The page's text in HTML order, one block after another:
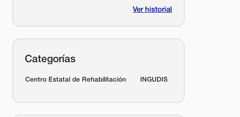
Ver historial
Categorías
Centro Estatal de Rehabilitación INGUDIS